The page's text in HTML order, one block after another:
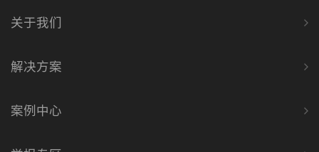
关于我们
解决方案
案例中心